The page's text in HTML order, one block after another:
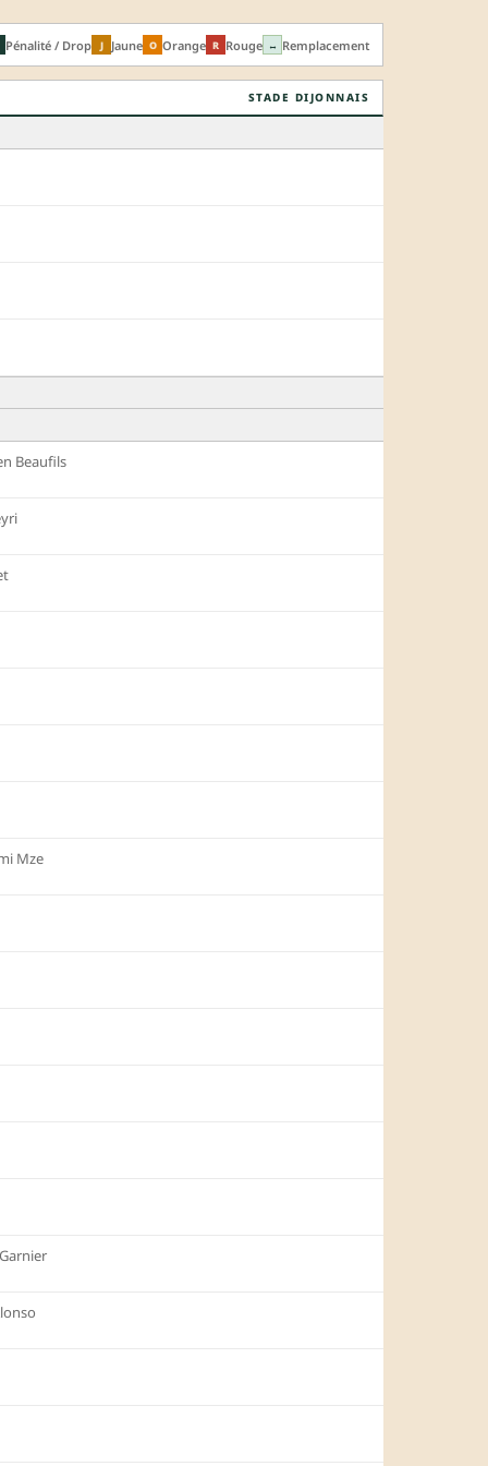
Pénalité / Drop J Jaune O Orange R Rouge ↔ Remplacement
STADE DIJONNAIS
Beaufils
Mze